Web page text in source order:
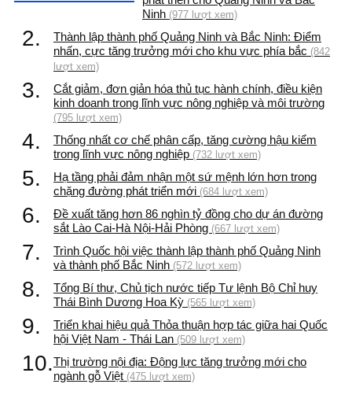
Ninh (977 lượt xem)
2.
Thành lập thành phố Quảng Ninh và Bắc Ninh: Điểm
nhấn, cực tăng trưởng mới cho khu vực phía bắc (842
lượt xem)
3.
Cắt giảm, đơn giản hóa thủ tục hành chính, điều kiện
kinh doanh trong lĩnh vực nông nghiệp và môi trường
(795 lượt xem)
4.
Thống nhất cơ chế phân cấp, tăng cường hậu kiểm
trong lĩnh vực nông nghiệp (732 lượt xem)
5.
Hạ tầng phải đảm nhận một sứ mệnh lớn hơn trong
chặng đường phát triển mới (684 lượt xem)
6.
Đề xuất tăng hơn 86 nghìn tỷ đồng cho dự án đường
sắt Lào Cai-Hà Nội-Hải Phòng (667 lượt xem)
7.
Trình Quốc hội việc thành lập thành phố Quảng Ninh
và thành phố Bắc Ninh (572 lượt xem)
8.
Tổng Bí thư, Chủ tịch nước tiếp Tư lệnh Bộ Chỉ huy
Thái Bình Dương Hoa Kỳ (565 lượt xem)
9.
Triển khai hiệu quả Thỏa thuận hợp tác giữa hai Quốc
hội Việt Nam - Thái Lan (509 lượt xem)
10.Thị trường nội địa: Động lực tăng trưởng mới cho
ngành gỗ Việt (475 lượt xem)